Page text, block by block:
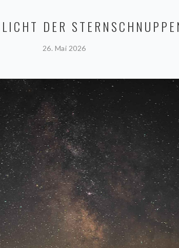
DER
26. Mai 2026